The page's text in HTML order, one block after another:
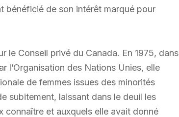
bénéficié de son intérêt marqué pour
le Conseil privé du Canada. En 1975, dans
l’Organisation des Nations Unies, elle
de femmes issues des minorités
subitement, laissant dans le deuil les
connaître et auxquels elle avait donné